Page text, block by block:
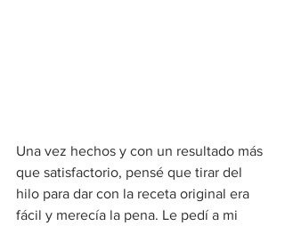
Una vez hechos y con un resultado más
que satisfactorio, pensé que tirar del
hilo para dar con la receta original era
fácil y merecía la pena. Le pedí a mi